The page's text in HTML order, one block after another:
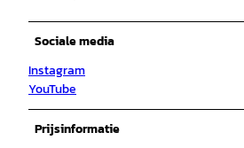
Sociale media
Instagram
YouTube
Prijsinformatie